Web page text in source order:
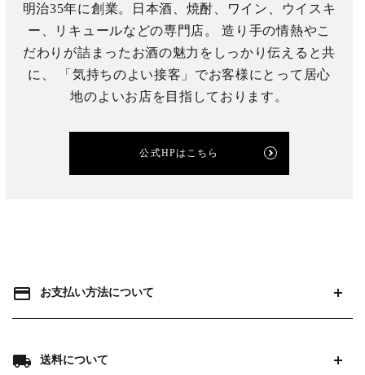
明治35年に創業。日本酒、焼酎、ワイン、ウイスキ
ー、リキュールなどの専門店。 造り手の情熱やこ
だわりが詰まったお酒の魅力をしっかり伝えると共
に、 「気持ちのよい接客」でお客様にとって居心
地のよいお店を目指しております。
公式HPはこちら
payment お支払い方法について
local_shipping 送料について